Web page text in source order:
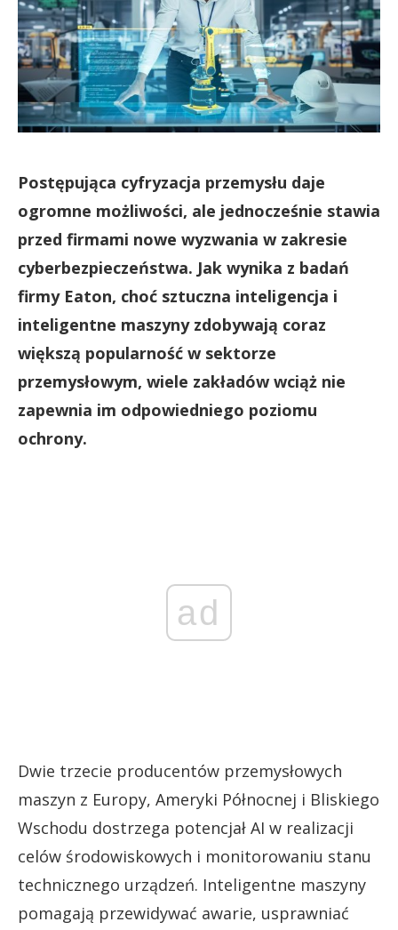
Postępująca cyfryzacja przemysłu daje
ogromne możliwości, ale jednocześnie stawia
przed firmami nowe wyzwania w zakresie
cyberbezpieczeństwa. Jak wynika z badań
firmy Eaton, choć sztuczna inteligencja i
inteligentne maszyny zdobywają coraz
większą popularność w sektorze
przemysłowym, wiele zakładów wciąż nie
zapewnia im odpowiedniego poziomu
ochrony.
ad
Dwie trzecie producentów przemysłowych
maszyn z Europy, Ameryki Północnej i Bliskiego
Wschodu dostrzega potencjał AI w realizacji
celów środowiskowych i monitorowaniu stanu
technicznego urządzeń. Inteligentne maszyny
pomagają przewidywać awarie, usprawniać